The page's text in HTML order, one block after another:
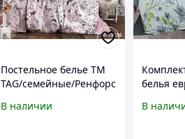
Постельное белье ТМ
TAG/семейные/Ренфорс
В наличии
белья
В